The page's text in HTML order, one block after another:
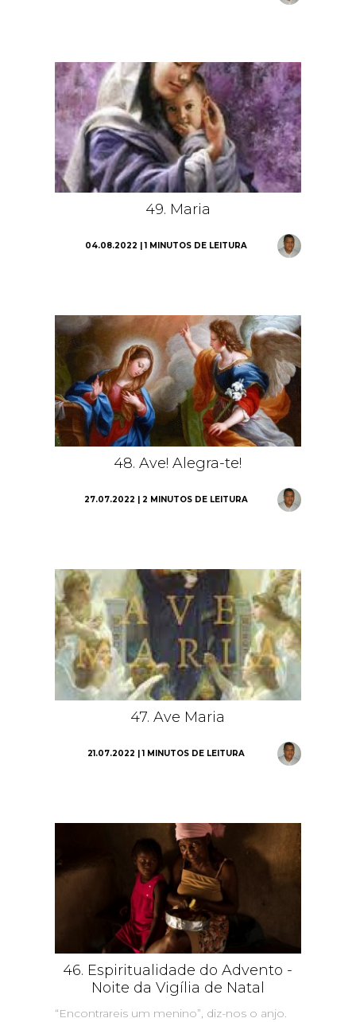
49. Maria
04.08.2022 | 1 MINUTOS DE LEITURA
48. Ave! Alegra-te!
27.07.2022 | 2 MINUTOS DE LEITURA
47. Ave Maria
21.07.2022 | 1 MINUTOS DE LEITURA
46. Espiritualidade do Advento -
Noite da Vigília de Natal
“Encontrareis um menino”, diz-nos o anjo.